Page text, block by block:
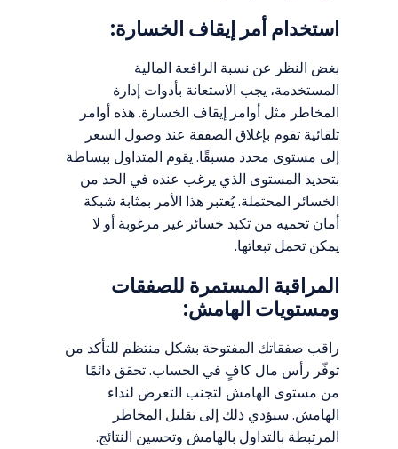
استخدام أمر إيقاف الخسارة:
بغض النظر عن نسبة الرافعة المالية
المستخدمة، يجب الاستعانة بأدوات إدارة
المخاطر مثل أوامر إيقاف الخسارة. هذه أوامر
تلقائية تقوم بإغلاق الصفقة عند وصول السعر
إلى مستوى محدد مسبقًا. يقوم المتداول ببساطة
بتحديد المستوى الذي يرغب عنده في الحد من
الخسائر المحتملة. يُعتبر هذا الأمر بمثابة شبكة
أمان تحميه من تكبد خسائر غير مرغوبة أو لا
يمكن تحمل تبعاتها.
المراقبة المستمرة للصفقات
ومستويات الهامش:
راقب صفقاتك المفتوحة بشكل منتظم للتأكد من
توفّر رأس مال كافٍ في الحساب. تحقق دائمًا
من مستوى الهامش لتجنب التعرض لنداء
الهامش. سيؤدي ذلك إلى تقليل المخاطر
المرتبطة بالتداول بالهامش وتحسين النتائج.